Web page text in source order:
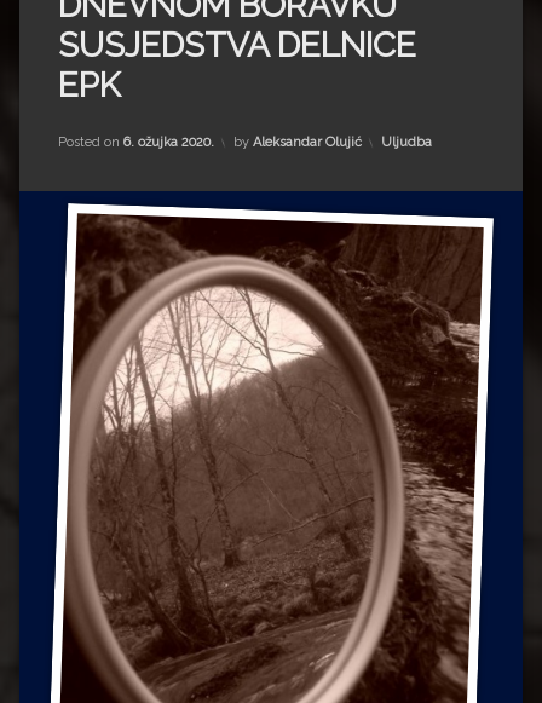
Impressum
Milenko Strižak
Drugi autori
Drugi autori
Željko Krznarić
Mario Lovreković
Miroslav Šantek
SUSJEDSTVA DELNICE
EPK
Posted on 6. ožujka 2020. by Aleksandar Olujić Kategorije:
Uljudba